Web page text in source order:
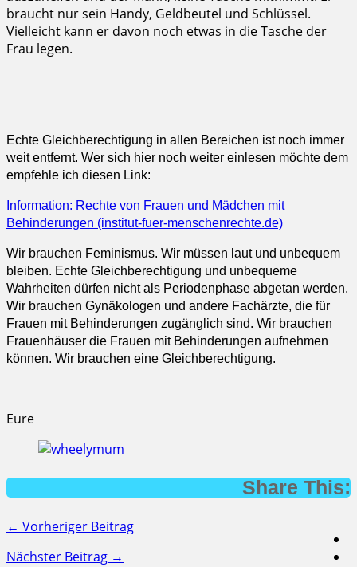
Echte Gleichberechtigung in allen Bereichen ist noch immer
weit entfernt. Wer sich hier noch weiter einlesen möchte dem
empfehle ich diesen Link:
Information: Rechte von Frauen und Mädchen mit
Behinderungen (institut-fuer-menschenrechte.de)
Wir brauchen Feminismus. Wir müssen laut und unbequem
bleiben. Echte Gleichberechtigung und unbequeme
Wahrheiten dürfen nicht als Periodenphase abgetan werden.
Wir brauchen Gynäkologen und andere Fachärzte, die für
Frauen mit Behinderungen zugänglich sind. Wir brauchen
Frauenhäuser die Frauen mit Behinderungen aufnehmen
können. Wir brauchen eine Gleichberechtigung.
Eure
Share This:
← Vorheriger Beitrag
Nächster Beitrag →